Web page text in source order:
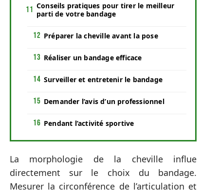
Conseils pratiques pour tirer le meilleur
parti de votre bandage
Préparer la cheville avant la pose
Réaliser un bandage efficace
Surveiller et entretenir le bandage
Demander l’avis d’un professionnel
Pendant l’activité sportive
La morphologie de la cheville influe
directement sur le choix du bandage.
Mesurer la circonférence de l’articulation et